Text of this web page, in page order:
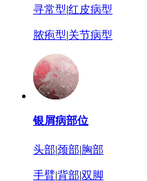
寻常型|红皮病型
脓疱型|关节病型
银屑病部位
头部|颈部|胸部
手臂|背部|双脚